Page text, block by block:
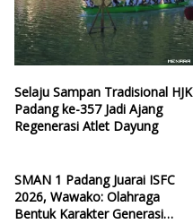
Selaju Sampan Tradisional HJK
Padang ke-357 Jadi Ajang
Regenerasi Atlet Dayung
SMAN 1 Padang Juarai ISFC
2026, Wawako: Olahraga
Bentuk Karakter Generasi